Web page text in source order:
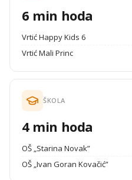
6 min hoda
Vrtić Happy Kids 6
Vrtić Mali Princ
ŠKOLA
4 min hoda
OŠ „Starina Novak”
OŠ „Ivan Goran Kovačić”